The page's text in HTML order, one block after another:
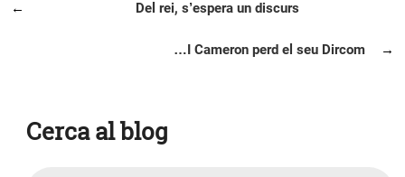
Entrada
Del rei, s’espera un discurs
Entrada
…I Cameron perd el seu Dircom
Cerca al blog